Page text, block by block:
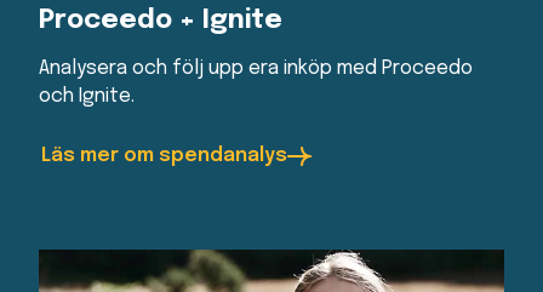
Proceedo + Ignite
Analysera och följ upp era inköp med Proceedo
och Ignite.
Läs mer om spendanalys